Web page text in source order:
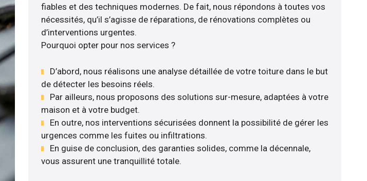
fiables et des techniques modernes. De fait, nous répondons à toutes vos
nécessités, qu’il s’agisse de réparations, de rénovations complètes ou
d’interventions urgentes.
Pourquoi opter pour nos services ?
D’abord, nous réalisons une analyse détaillée de votre toiture dans le but
de détecter les besoins réels.
Par ailleurs, nous proposons des solutions sur-mesure, adaptées à votre
maison et à votre budget.
En outre, nos interventions sécurisées donnent la possibilité de gérer les
urgences comme les fuites ou infiltrations.
En guise de conclusion, des garanties solides, comme la décennale,
vous assurent une tranquillité totale.